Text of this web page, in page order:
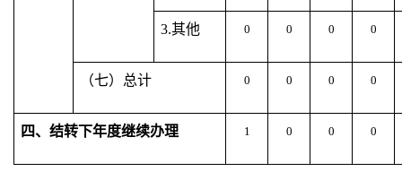
3.其他 0 0 0 0
（七）总计 0 0 0 0
四、结转下年度继续办理 1 0 0 0